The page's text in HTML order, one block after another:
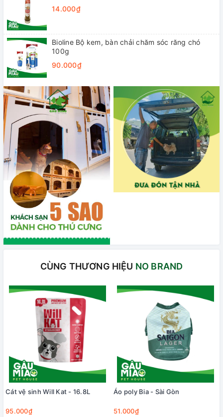
14.000₫
Bioline Bộ kem, bàn chải chăm sóc răng chó
100g
90.000₫
CÙNG THƯƠNG HIỆU NO BRAND
Cát vệ sinh Will Kat - 16.8L
95.000₫
Áo poly Bia - Sài Gòn
51.000₫